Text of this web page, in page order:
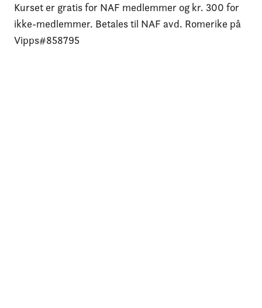
Kurset er gratis for NAF medlemmer og kr. 300 for
ikke-medlemmer. Betales til NAF avd. Romerike på
Vipps#858795